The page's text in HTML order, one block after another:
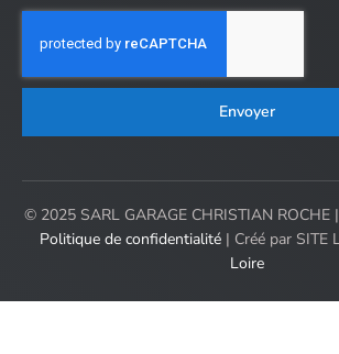
Envoyer
© 2025 SARL GARAGE CHRISTIAN ROCHE |
Politique de confidentialité| Créé par SITE
Loire